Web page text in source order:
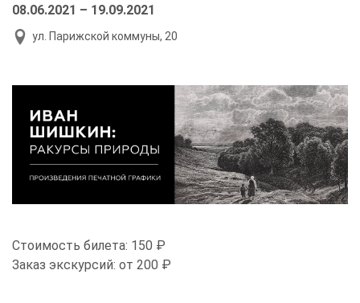
08.06.2021 – 19.09.2021
ул. Парижской коммуны, 20
Стоимость билета: 150 ₽
Заказ экскурсий: от 200 ₽